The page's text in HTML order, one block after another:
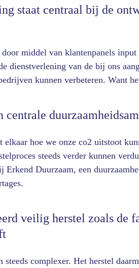
staat centraal bij de
middel van klantenpanels
dienstverlening van de bij ons
kunnen verbeteren. Want
centrale
elkaar hoe we onze co2 uitstoot
steeds verder kunnen
Erkend Duurzaam, een
veilig herstel zoals de
steeds complexer. Het herstel